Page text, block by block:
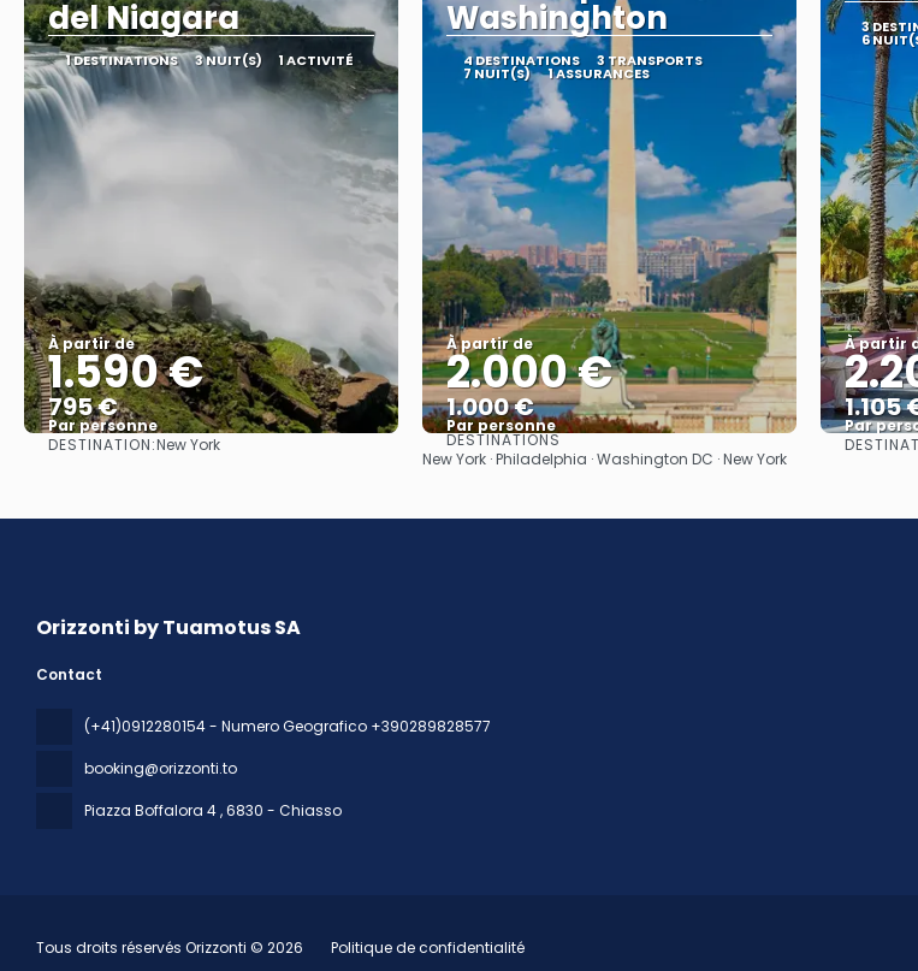
del Niagara
1 DESTINATIONS 3 NUIT(S) 1 ACTIVITÉ
À partir de
1.590 €
795 €
Par personne
Afficher
DESTINATION:New York
Washinghton
4 DESTINATIONS 3 TRANSPORTS
7 NUIT(S) 1 ASSURANCES
À partir de
2.000 €
1.000 €
Par personne
Afficher
DESTINATIONS
New York · Philadelphia · Washington DC · New York
3
6
À partir
1.105
Par
Orizzonti by Tuamotus SA
Contact
(+41)0912280154 - Numero Geografico +390289828577
booking@orizzonti.to
Piazza Boffalora 4, 6830 - Chiasso
Tous droits réservés Orizzonti © 2026 Politique de confidentialité